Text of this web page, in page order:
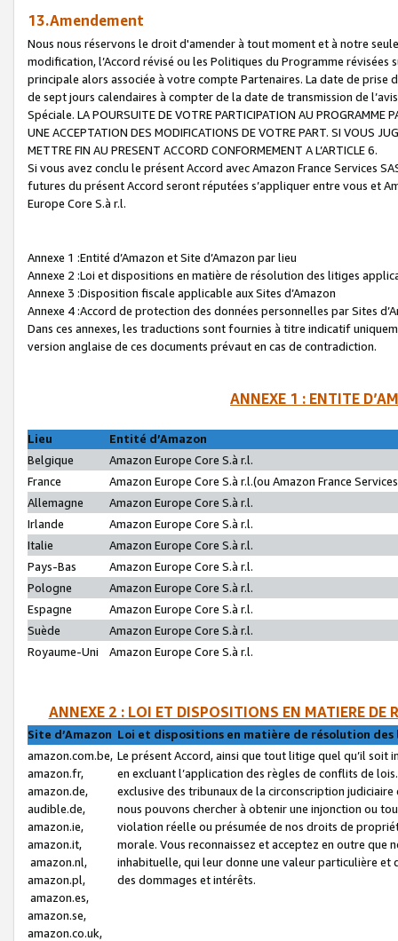
13.Amendement
Nous nous réservons le droit d'amender à tout moment et à notre
modification, l’Accord révisé ou les Politiques du Programme
principale alors associée à votre compte Partenaires. La date de
de sept jours calendaires à compter de la date de transmission de
Spéciale. LA POURSUITE DE VOTRE PARTICIPATION AU PROGRAMME
UNE ACCEPTATION DES MODIFICATIONS DE VOTRE PART. SI VOUS
METTRE FIN AU PRESENT ACCORD CONFORMEMENT A L’ARTICLE 6.
Si vous avez conclu le présent Accord avec Amazon France Services
futures du présent Accord seront réputées s’appliquer entre vous et
Europe Core S.à r.l.
Annexe 1 :Entité d’Amazon et Site d’Amazon par lieu
Annexe 2 :Loi et dispositions en matière de résolution des litiges
Annexe 3 :Disposition fiscale applicable aux Sites d’Amazon
Annexe 4 :Accord de protection des données personnelles par Sites
Dans ces annexes, les traductions sont fournies à titre indicatif
version anglaise de ces documents prévaut en cas de contradiction.
ANNEXE 1 : ENTITE
Lieu
Entité d’Amazon
Belgique
Amazon Europe Core S.à r.l.
France
Amazon Europe Core S.à r.l.(ou Amazon France
Allemagne
Amazon Europe Core S.à r.l.
Irlande
Amazon Europe Core S.à r.l.
Italie
Amazon Europe Core S.à r.l.
Pays-Bas
Amazon Europe Core S.à r.l.
Pologne
Amazon Europe Core S.à r.l.
Espagne
Amazon Europe Core S.à r.l.
Suède
Amazon Europe Core S.à r.l.
Royaume-Uni
Amazon Europe Core S.à r.l.
ANNEXE 2 : LOI ET DISPOSITIONS EN MATIERE DE
Site d’Amazon Loi et dispositions en matière de résolution
amazon.com.be,
amazon.fr,
amazon.de,
audible.de,
amazon.ie,
amazon.it,
amazon.nl,
amazon.pl,
amazon.es,
amazon.se,
amazon.co.uk,
Le présent Accord, ainsi que tout litige quel qu’il soit
en excluant l’application des règles de conflits de
exclusive des tribunaux de la circonscription
nous pouvons chercher à obtenir une injonction ou
violation réelle ou présumée de nos droits de
morale. Vous reconnaissez et acceptez en outre que
inhabituelle, qui leur donne une valeur particulière
des dommages et intérêts.